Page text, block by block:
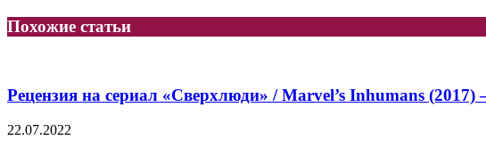
Похожие статьи
Рецензия на сериал «Сверхлюди» / Marvel’s Inhumans
22.07.2022